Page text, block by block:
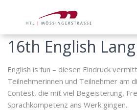
16th English
English is fun – diesen Eindruck
Teilnehmerinnen und Teilnehmer am
Contest, die mit viel Begeisterung,
Sprachkompetenz ans Werk gingen.